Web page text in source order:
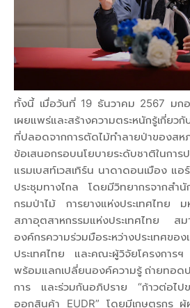
ทั้งนี้ เมื่อวันที่ 19 ธันวาคม 2567 มก
เผยแพร่และสร้างความตระหนักรู้เกี่ยว
ที่ปลอดจากการตัดไม้ทำลายป่าของส
ข้อเสนอกรอบนโยบายระดับชาติในกา
แรมเบสท์เวสเทิร์น นาดาดอนเมือง แอ
ประชุมทางไกล โดยมีวิทยากรจากสำนั
กรมป่าไม้ การยางแห่งประเทศไทย ม
สภาอุตสาหกรรมแห่งประเทศไทย ส
องค์กรความร่วมมือระหว่างประเทศข
ประเทศไทย และคณะผู้วิจัยโครงการ
พร้อมแลกเปลี่ยนองค์ความรู้ ถ่ายทอดป
การ และร่วมกันอภิปราย “ก้าวต่อไปข
ออกสินค้า EUDR” โดยมีเกษตรกร